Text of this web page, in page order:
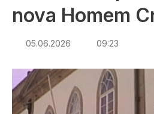
nova Homem
05.06.2026 09:23
Imagem